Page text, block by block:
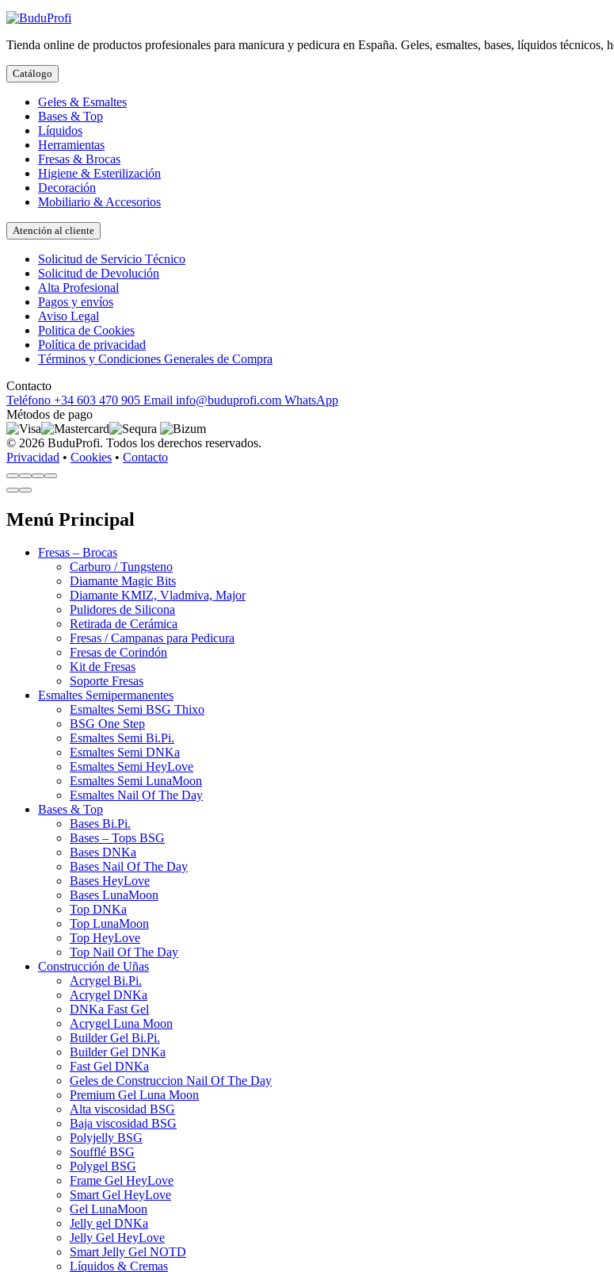
página
39,90€variantes.
de
Tienda online de productos profesionales para manicura y pedicura en España. Geles, esmaltes, bases, líquidos técnicos,
Catálogo
Geles & Esmaltes
Bases & Top
Líquidos
Herramientas
Fresas & Brocas
Higiene & Esterilización
Decoración
Mobiliario & Accesorios
Atención al cliente
Solicitud de Servicio Técnico
Solicitud de Devolución
Alta Profesional
Pagos y envíos
Aviso Legal
Politica de Cookies
Política de privacidad
Términos y Condiciones Generales de Compra
Contacto
Teléfono +34 603 470 905 Email info@buduprofi.com WhatsApp
Métodos de pago
© 2026 BuduProfi. Todos los derechos reservados.
Privacidad • Cookies • Contacto
Menú Principal
Fresas – Brocas
Carburo / Tungsteno
Diamante Magic Bits
Diamante KMIZ, Vladmiva, Major
Pulidores de Silicona
Retirada de Cerámica
Fresas / Campanas para Pedicura
Fresas de Corindón
Kit de Fresas
Soporte Fresas
Esmaltes Semipermanentes
Esmaltes Semi BSG Thixo
BSG One Step
Esmaltes Semi Bi.Pi.
Esmaltes Semi DNKa
Esmaltes Semi HeyLove
Esmaltes Semi LunaMoon
Esmaltes Nail Of The Day
Bases & Top
Bases Bi.Pi.
Bases – Tops BSG
Bases DNKa
Bases Nail Of The Day
Bases HeyLove
Bases LunaMoon
Top DNKa
Top LunaMoon
Top HeyLove
Top Nail Of The Day
Construcción de Uñas
Acrygel Bi.Pi.
Acrygel DNKa
DNKa Fast Gel
Acrygel Luna Moon
Builder Gel Bi.Pi.
Builder Gel DNKa
Fast Gel DNKa
Geles de Construccion Nail Of The Day
Premium Gel Luna Moon
Alta viscosidad BSG
Baja viscosidad BSG
Polyjelly BSG
Soufflé BSG
Polygel BSG
Frame Gel HeyLove
Smart Gel HeyLove
Gel LunaMoon
Jelly gel DNKa
Jelly Gel HeyLove
Smart Jelly Gel NOTD
Líquidos & Cremas